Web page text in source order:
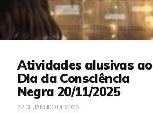
Atividades alusivas ao
Dia da Consciência
Negra 20/11/2025
22 DE JANEIRO DE 2026